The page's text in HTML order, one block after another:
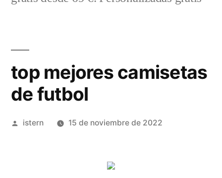
top mejores camisetas
de futbol
Publicado
istern 15 de noviembre de 2022